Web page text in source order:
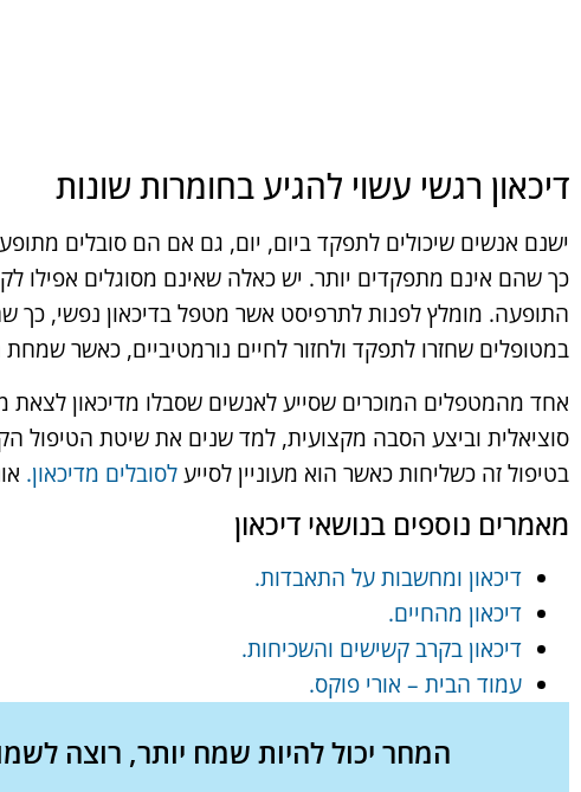
דיכאון רגשי עשוי להגיע בחומרות שונות
ישנם אנשים שיכולים לתפקד ביום, יום, גם אם הם סובלים
כך שהם אינם מתפקדים יותר. יש כאלה שאינם מסוגלים אפילו
התופעה. מומלץ לפנות לתרפיסט אשר מטפל בדיכאון נפשי, כך
במטופלים שחזרו לתפקד ולחזור לחיים נורמטיביים, כאשר
אחד מהמטפלים המוכרים שסייע לאנשים שסבלו מדיכאון לצאת
סוציאלית וביצע הסבה מקצועית, למד שנים את שיטת הטיפול
בטיפול זה כשליחות כאשר הוא מעוניין לסייעלסובלים מדיכאון.
מאמרים נוספים בנושאי דיכאון
דיכאון ומחשבות על התאבדות.
דיכאון מהחיים.
דיכאון בקרב קשישים והשכיחות.
עמוד הבית – אורי פוקס.
המחר יכול להיות שמח יותר, רוצה